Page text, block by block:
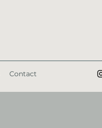
Contact